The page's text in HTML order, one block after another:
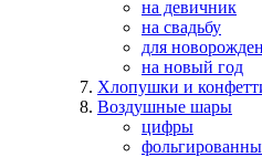
на девичник
на свадьбу
для
на новый год
Хлопушки и
Воздушные шары
цифры